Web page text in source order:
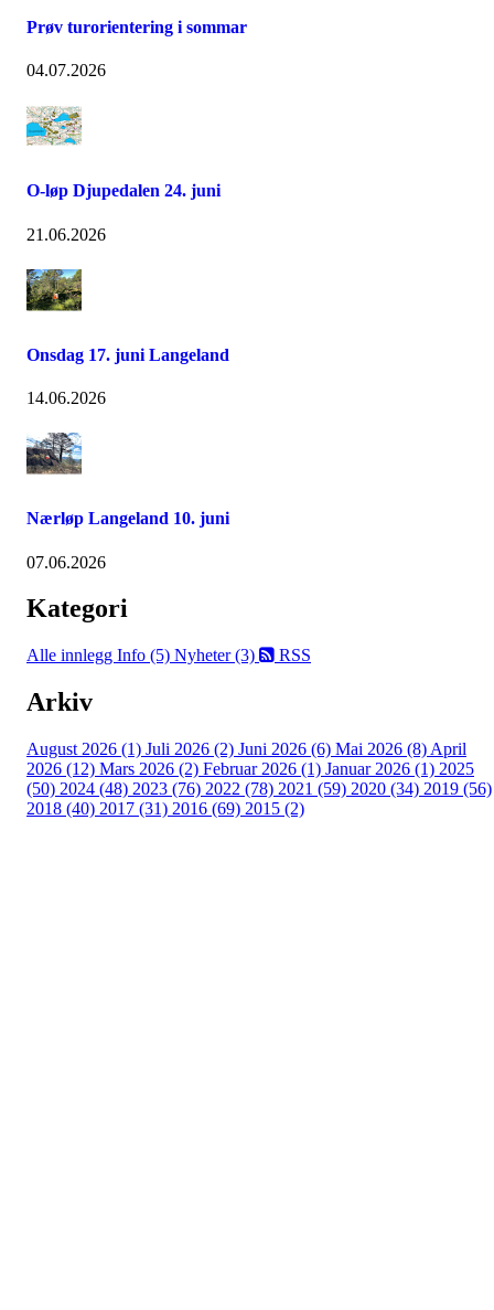
Prøv turorientering i sommar
04.07.2026
O-løp Djupedalen 24. juni
21.06.2026
Onsdag 17. juni Langeland
14.06.2026
Nærløp Langeland 10. juni
07.06.2026
Kategori
Alle innlegg Info (5) Nyheter (3) RSS
Arkiv
August 2026 (1) Juli 2026 (2) Juni 2026 (6) Mai 2026 (8) April
2026 (12) Mars 2026 (2) Februar 2026 (1) Januar 2026 (1) 2025
(50) 2024 (48) 2023 (76) 2022 (78) 2021 (59) 2020 (34) 2019 (56)
2018 (40) 2017 (31) 2016 (69) 2015 (2)